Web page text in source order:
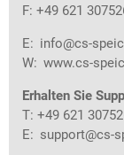
F: +49 621
E: info@cs-
W: www.cs-
Erhalten Sie
T: +49 621
E: support@cs-